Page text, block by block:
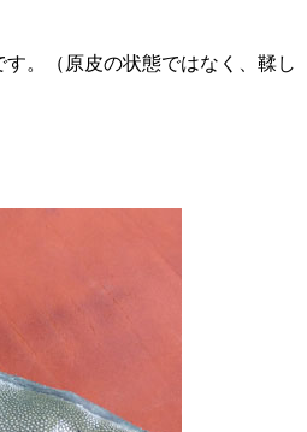
。（原皮の状態ではなく、鞣し